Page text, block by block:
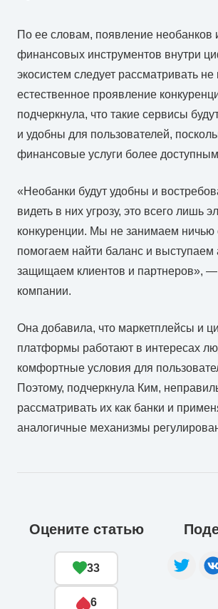
По ее словам, появление необанков
финансовых инструментов внутри
экосистем следует рассматривать не
естественное проявление
подчеркнула, что такие сервисы
и удобны для пользователей,
финансовые услуги более
«Необанки будут удобны и
видеть в них угрозу, это всего лишь
конкуренции. Мы не занимаем ничью
помогаем найти баланс и выступаем
защищаем клиентов и партнеров», —
компании.
Она добавила, что маркетплейсы и
платформы работают в интересах
комфортные условия для
Поэтому, подчеркнула Ким,
рассматривать их как банки и
аналогичные механизмы
Оцените статью
33
6